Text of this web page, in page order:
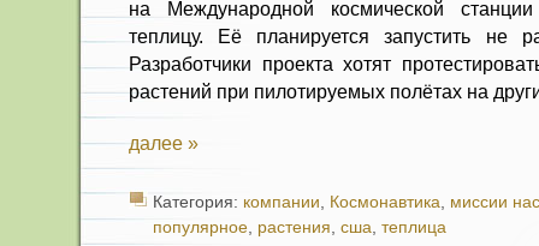
на Международной космической
теплицу. Её планируется запустить не
Разработчики проекта хотят
растений при пилотируемых полётах на
далее »
Категория: компании, Космонавтика, миссии
популярное, растения, сша, теплица